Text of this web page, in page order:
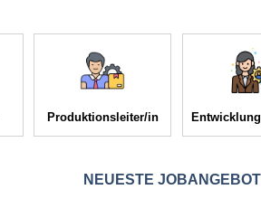
Produktionsleiter/in
NEUESTE